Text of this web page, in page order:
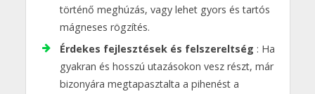
történő meghúzás, vagy lehet gyors és tartós
mágneses rögzítés.
Érdekes fejlesztések és felszereltség : Ha
gyakran és hosszú utazásokon vesz részt, már
bizonyára megtapasztalta a pihenést a